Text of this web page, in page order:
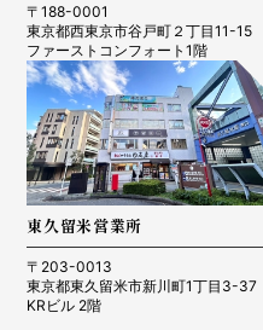
〒188-0001
東京都西東京市谷戸町２丁目11-15
ファーストコンフォート1階
東久留米営業所
〒203-0013
東京都東久留米市新川町1丁目3-37
KRビル 2階